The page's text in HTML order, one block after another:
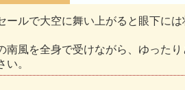
ールで大空に舞い上がると眼下には
南風を全身で受けながら、ゆった
い。